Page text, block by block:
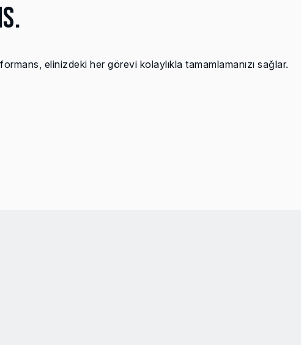
elinizdeki her görevi kolaylıkla tamamlamanızı sağlar.